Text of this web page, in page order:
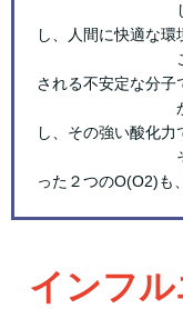
します。オ
し、人間に快適な環
このオゾン
される不安定な分子
かると、ひ
し、その強い酸化力
その後「無
った２つのO(O2)も
インフ